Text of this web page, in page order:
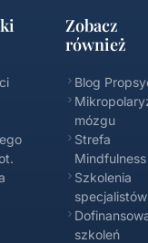
Zobacz
również
Blog
mózgu
Strefa
Mindfulness
Szkolenia
specjalistów
szkoleń